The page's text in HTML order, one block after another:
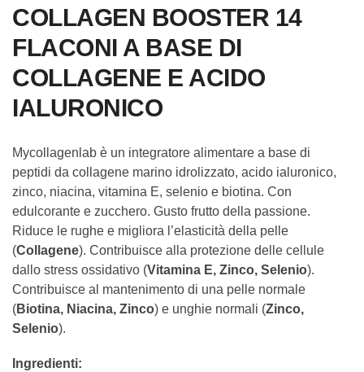
COLLAGEN BOOSTER 14
FLACONI A BASE DI
COLLAGENE E ACIDO
IALURONICO
Mycollagenlab è un integratore alimentare a base di
peptidi da collagene marino idrolizzato, acido ialuronico,
zinco, niacina, vitamina E, selenio e biotina. Con
edulcorante e zucchero. Gusto frutto della passione.
Riduce le rughe e migliora l’elasticità della pelle
(Collagene). Contribuisce alla protezione delle cellule
dallo stress ossidativo (Vitamina E, Zinco, Selenio).
Contribuisce al mantenimento di una pelle normale
(Biotina, Niacina, Zinco) e unghie normali (Zinco,
Selenio).
Ingredienti: